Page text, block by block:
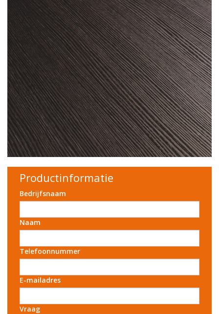
Productinformatie
Bedrijfsnaam
Naam
Telefoonnummer
E-mailadres
Vraag